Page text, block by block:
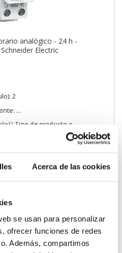
Acerca de las cookies
se usan para personalizar
ofrecer funciones de redes
Además, compartimos
analógico - 24 h -
Electric
2
...
2 Tipo de producto o
DE...
por